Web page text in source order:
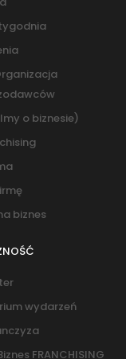
o biznesie)
biznes
wydarzeń
FRANCHISING